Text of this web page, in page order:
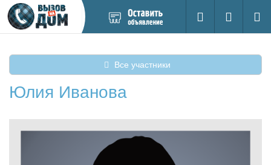
новое
Поиск
Вход на
Все участники
Юлия Иванова